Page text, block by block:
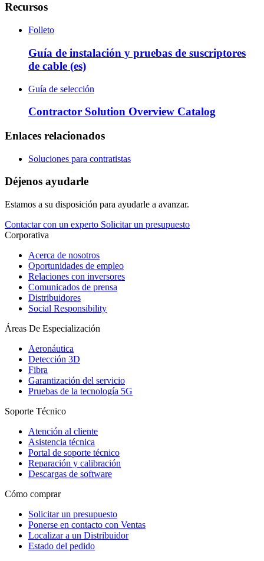
Recursos
Folleto
Guía de instalación y pruebas de suscriptores
de cable (es)
Guía de selección
Contractor Solution Overview Catalog
Enlaces relacionados
Soluciones para contratistas
Déjenos ayudarle
Estamos a su disposición para ayudarle a avanzar.
Contactar con un experto Solicitar un presupuesto
Corporativa
Acerca de nosotros
Oportunidades de empleo
Relaciones con inversores
Comunicados de prensa
Distribuidores
Social Responsibility
Áreas De Especialización
Aeronáutica
Detección 3D
Fibra
Garantización del servicio
Pruebas de la tecnología 5G
Soporte Técnico
Atención al cliente
Asistencia técnica
Portal de soporte técnico
Reparación y calibración
Descargas de software
Cómo comprar
Solicitar un presupuesto
Ponerse en contacto con Ventas
Localizar a un Distribuidor
Estado del pedido